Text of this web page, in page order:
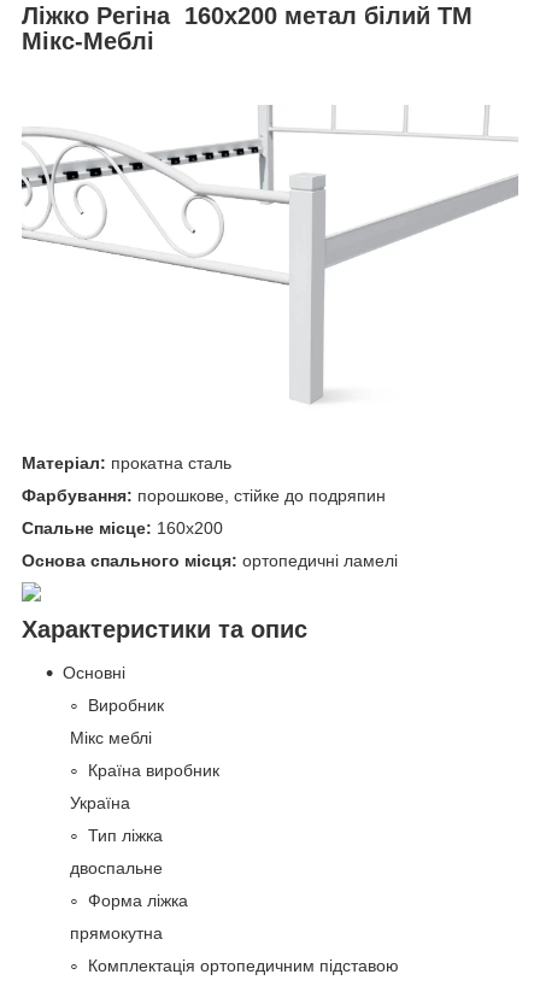
Ліжко Регіна 160х200 метал білий ТМ
Мікс-Меблі
Матеріал: прокатна сталь
Фарбування: порошкове, стійке до подряпин
Спальне місце: 160х200
Основа спального місця: ортопедичні ламелі
Характеристики та опис
Основні
Виробник
Мікс меблі
Країна виробник
Україна
Тип ліжка
двоспальне
Форма ліжка
прямокутна
Комплектація ортопедичним підставою